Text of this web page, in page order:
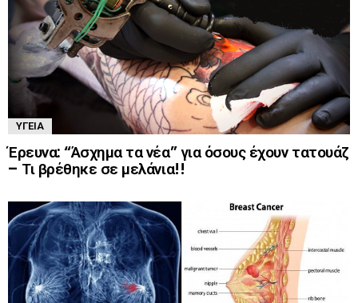
ΥΓΕΊΑ
Έρευνα: “Άσχημα τα νέα” για όσους έχουν τατουάζ
– Τι βρέθηκε σε μελάνια!!